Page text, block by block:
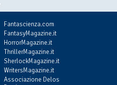
Fantascienza.com
FantasyMagazine.it
HorrorMagazine.it
ThrillerMagazine.it
SherlockMagazine.it
WritersMagazine.it
Associazione Delos